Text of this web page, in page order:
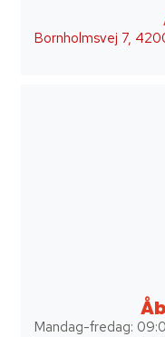
Bornholmsvej 7,
Mandag-fredag: